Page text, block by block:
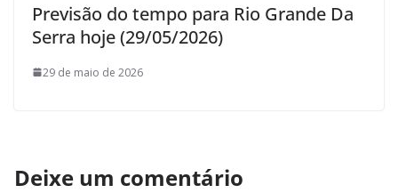
Previsão do tempo para Rio Grande Da
Serra hoje (29/05/2026)
29 de maio de 2026
Deixe um comentário